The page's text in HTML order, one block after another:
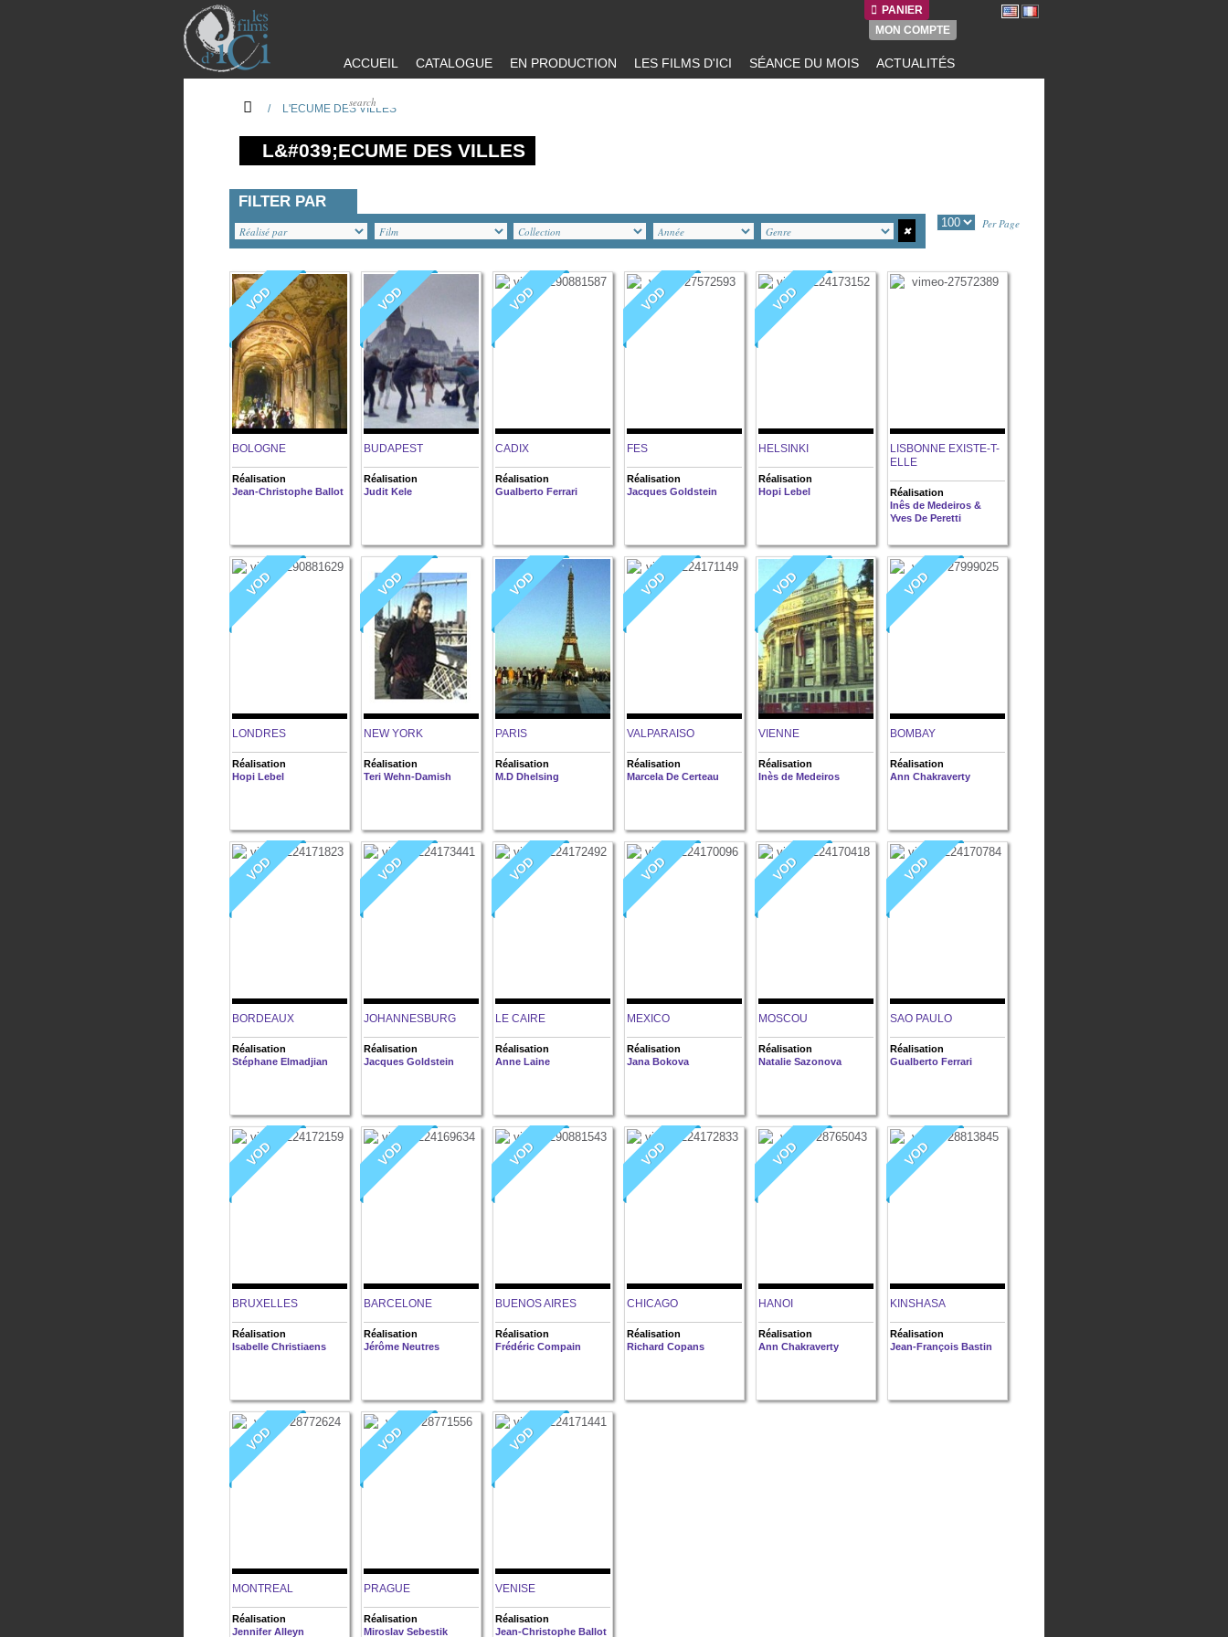
PANIER
MON COMPTE
ACCUEIL CATALOGUE EN PRODUCTION LES FILMS D'ICI SÉANCE DU MOIS ACTUALITÉS
/ L'ECUME DES VILLES
L&#039;ECUME DES VILLES
FILTER PAR
✖
Per Page
VOD
BOLOGNE
Réalisation
Jean-Christophe Ballot
VOD
BUDAPEST
Réalisation
Judit Kele
VOD
CADIX
Réalisation
Gualberto Ferrari
VOD
FES
Réalisation
Jacques Goldstein
VOD
HELSINKI
Réalisation
Hopi Lebel
LISBONNE EXISTE-T-
ELLE
Réalisation
Inês de Medeiros &
Yves De Peretti
VOD
LONDRES
Réalisation
Hopi Lebel
VOD
NEW YORK
Réalisation
Teri Wehn-Damish
VOD
PARIS
Réalisation
M.D Dhelsing
VOD
VALPARAISO
Réalisation
Marcela De Certeau
VOD
VIENNE
Réalisation
Inès de Medeiros
VOD
BOMBAY
Réalisation
Ann Chakraverty
VOD
BORDEAUX
Réalisation
Stéphane Elmadjian
VOD
JOHANNESBURG
Réalisation
Jacques Goldstein
VOD
LE CAIRE
Réalisation
Anne Laine
VOD
MEXICO
Réalisation
Jana Bokova
VOD
MOSCOU
Réalisation
Natalie Sazonova
VOD
SAO PAULO
Réalisation
Gualberto Ferrari
VOD
BRUXELLES
Réalisation
Isabelle Christiaens
VOD
BARCELONE
Réalisation
Jérôme Neutres
VOD
BUENOS AIRES
Réalisation
Frédéric Compain
VOD
CHICAGO
Réalisation
Richard Copans
VOD
HANOI
Réalisation
Ann Chakraverty
VOD
KINSHASA
Réalisation
Jean-François Bastin
VOD
MONTREAL
Réalisation
Jennifer Alleyn
VOD
PRAGUE
Réalisation
Miroslav Sebestik
VOD
VENISE
Réalisation
Jean-Christophe Ballot